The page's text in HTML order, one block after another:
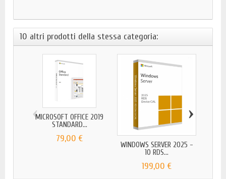
10 altri prodotti della stessa categoria:
MICROSOFT OFFICE 2019
STANDARD...
79,00 €
WINDOWS SERVER 2025 -
10 RDS...
199,00 €
‹ ›